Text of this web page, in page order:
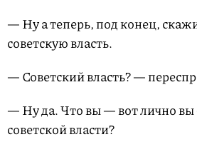
— Ну а теперь, под конец,
советскую власть.
— Советский власть? —
— Ну да. Что вы — вот лично
советской власти?